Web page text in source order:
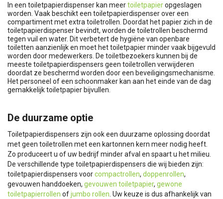
In een toiletpapierdispenser kan meertoiletpapieropgeslagen
worden. Vaak beschikt een toiletpapierdispenser over een
compartiment met extra toiletrollen. Doordat het papier zich in de
toiletpapierdispenser bevindt, worden de toiletrollen beschermd
tegen vuil en water. Dit verbetert de hygiëne van openbare
toiletten aanzienlijk en moet het toiletpapier minder vaak bijgevuld
worden door medewerkers. De toiletbezoekers kunnen bij de
meeste toiletpapierdispensers geen toiletrollen verwijderen
doordat ze beschermd worden door een beveiligingsmechanisme.
Het personeel of een schoonmaker kan aan het einde van de dag
gemakkelijk toiletpapier bijvullen.
De duurzame optie
Toiletpapierdispensers zijn ook een duurzame oplossing doordat
met geen toiletrollen met een kartonnen kern meer nodig heeft.
Zo produceert u of uw bedrijf minder afval en spaart u het milieu.
De verschillende type toiletpapierdispensers die wij bieden zijn:
toiletpapierdispensers voorcompactrollen, doppenrollen,
gevouwen handdoeken, gevouwen toiletpapier, gewone
toiletpapierrollen ofjumbo rollen . Uw keuze is dus afhankelijk van